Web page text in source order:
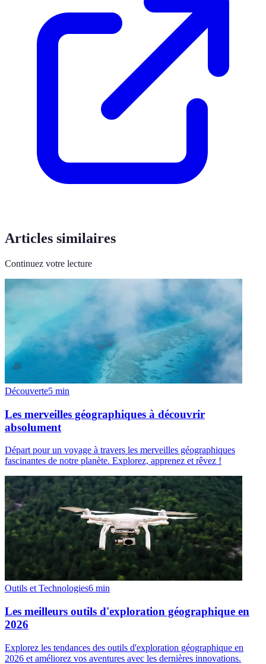
Articles similaires
Continuez votre lecture
Découverte5 min
Les merveilles géographiques à découvrir
absolument
Départ pour un voyage à travers les merveilles géographiques
fascinantes de notre planète. Explorez, apprenez et rêvez !
Outils et Technologies6 min
Les meilleurs outils d'exploration géographique en
2026
Explorez les tendances des outils d'exploration géographique en
2026 et améliorez vos aventures avec les dernières innovations.